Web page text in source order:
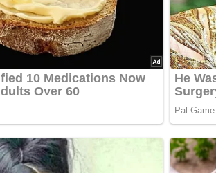
Personen. Wenn du mehr Gäste hast,